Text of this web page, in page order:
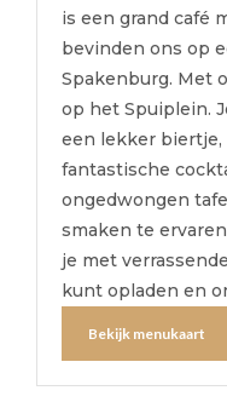
is een grand café
bevinden ons op
Spakenburg. Met
op het Spuiplein.
een lekker
fantastische
ongedwongen
smaken te
je met
kunt opladen en
Bekijk menukaart